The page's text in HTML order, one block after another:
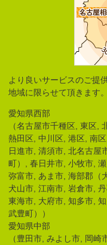
より良いサービスのご提
地域に限らせて頂きます。
愛知県西部
（名古屋市千種区, 東区,
熱田区, 中川区, 港区, 南
日進市, 清須市, 北名古屋
町）, 春日井市, 小牧市,
弥富市, あま市, 海部郡（
犬山市, 江南市, 岩倉市,
東海市, 大府市, 知多市,
武豊町））
愛知県中部
（豊田市, みよし市, 岡